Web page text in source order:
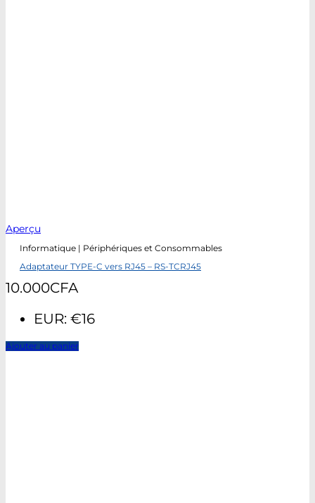
Aperçu
Informatique | Périphériques et Consommables
Adaptateur TYPE-C vers RJ45 – RS-TCRJ45
10.000CFA
EUR: €16
Ajouter au panier